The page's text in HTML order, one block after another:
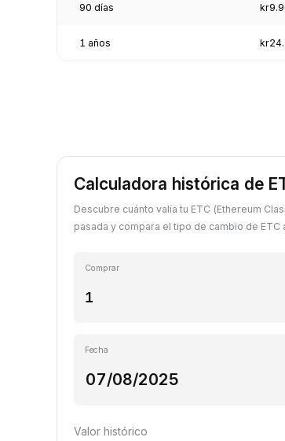
90 días
1 años
Calculadora histórica de
Descubre cuánto valía tu ETC (Ethereum
pasada y compara el tipo de cambio de ETC
Comprar
Fecha
Valor histórico